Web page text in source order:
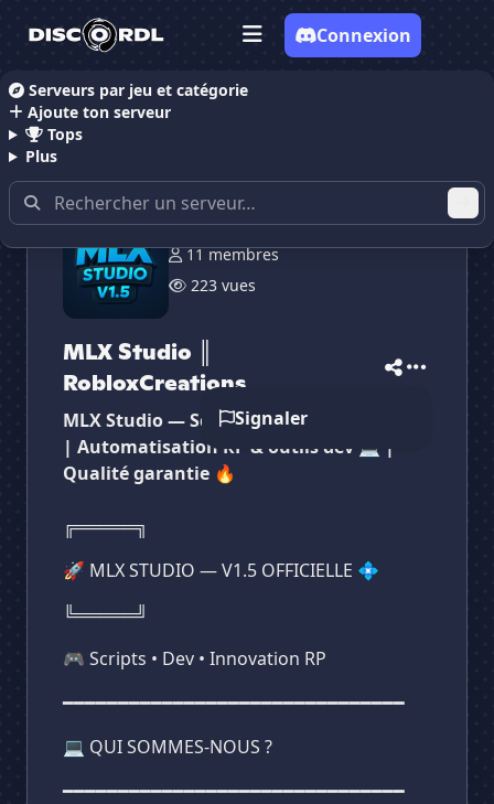
Serveurs par jeu et catégorie
Ajoute ton serveur
Tops
Plus
Connexion
Accueil Serveurs Discord Développeur
11 membres
223 vues
MLX Studio ║
RobloxCreations
Signaler
MLX Studio — Scripts FiveM optimisés ⚙️
| Automatisation RP & outils dev 💻 |
Qualité garantie 🔥
╔═════╗
🚀 MLX STUDIO — V1.5 OFFICIELLE 💠
╚═════╝
🎮 Scripts • Dev • Innovation RP
━━━━━━━━━━━━━━━━━━━━━━━━━━━━━━━
💻 QUI SOMMES-NOUS ?
━━━━━━━━━━━━━━━━━━━━━━━━━━━━━━━
✕
MLX Studio ║ Ro...
✕
Es-tu sûr de vouloir supprimer ton avis de ce
serveur ?
✕
MLX Studio ║ Robl...